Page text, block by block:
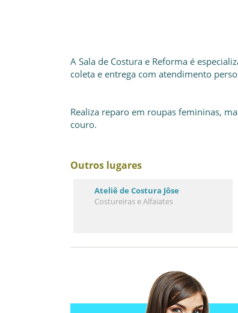
A Sala de Costura e Reforma é
coleta e entrega com atendimento
Realiza reparo em roupas femininas,
couro.
Outros lugares
Ateliê de Costura Jôse
Costureiras e Alfaiates